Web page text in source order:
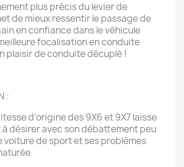
plus précis du levier de
de mieux ressentir le passage de
en confiance dans le véhicule
focalisation en conduite
plaisir de conduite décuplé !
:
d’origine des 9X6 et 9X7 laisse
désirer avec son débattement peu
voiture de sport et ses problèmes